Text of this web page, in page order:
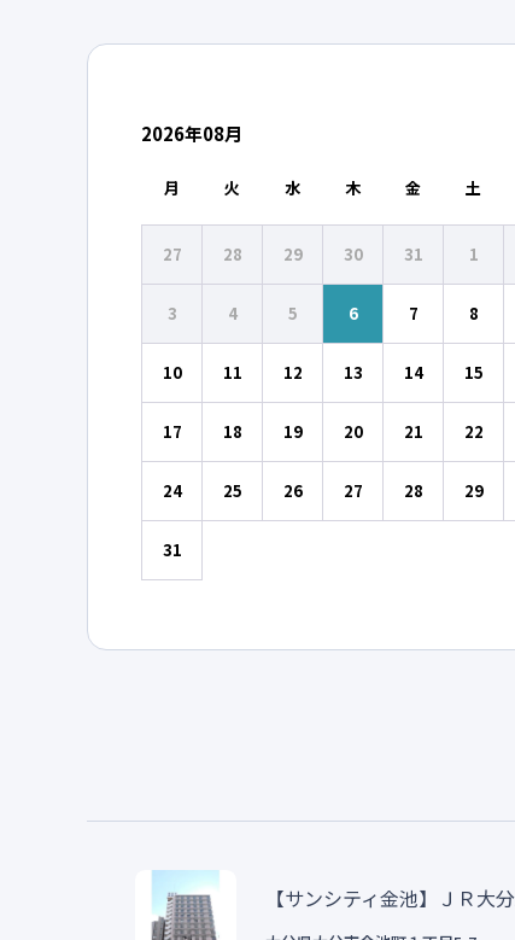
2026年08月
月 火 水 木 金 土
27 28 29 30 31 1
3 4 5 6 7 8
10 11 12 13 14 15
17 18 19 20 21 22
24 25 26 27 28 29
31
【サンシティ金池】ＪＲ大